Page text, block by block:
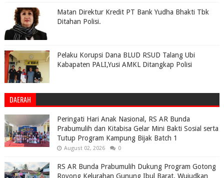
Matan Direktur Kredit PT Bank Yudha Bhakti Tbk
Ditahan Polisi.
Pelaku Korupsi Dana BLUD RSUD Talang Ubi
Kabapaten PALI,Yusi AMKL Ditangkap Polisi
DAERAH
Peringati Hari Anak Nasional, RS AR Bunda
Prabumulih dan Kitabisa Gelar Mini Bakti Sosial serta
Tutup Program Kampung Bijak Batch 1
August 02, 2026 0
RS AR Bunda Prabumulih Dukung Program Gotong
Royong Kelurahan Gunung Ibul Barat, Wujudkan